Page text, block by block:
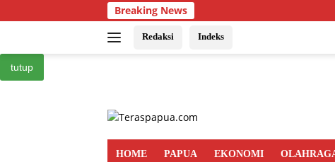
ke
Breaking News
Redaksi Indeks
tutup
HOME PAPUA EKONOMI